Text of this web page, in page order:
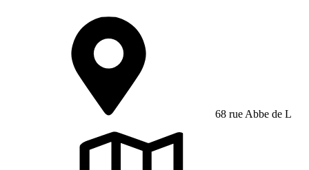
68 rue Abbe de L